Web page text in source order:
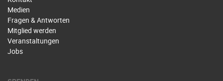
Medien
Fragen & Antworten
Mitglied werden
Veranstaltungen
Jobs